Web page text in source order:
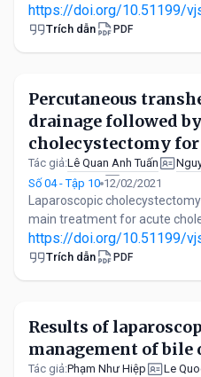
https://doi.org/10.51199/
Trích dẫn PDF
Percutaneous
drainage followed
cholecystectomy
Tác giả:Lê Quan Anh Tuấn
Pham Minh Hai
Vu Quang Hung
Nguyen Hang Dang Khoa
Tran Van Toan
Số 04 - Tập 10 12/02/2021
Laparoscopic
main treatment for acute
https://doi.org/10.51199/
Trích dẫn PDF
Results of
management of bile
Tác giả:Phạm Như Hiệp
Le